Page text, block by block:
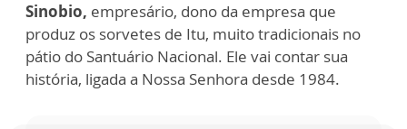
Sinobio, empresário, dono da empresa que
produz os sorvetes de Itu, muito tradicionais no
pátio do Santuário Nacional. Ele vai contar sua
história, ligada a Nossa Senhora desde 1984.